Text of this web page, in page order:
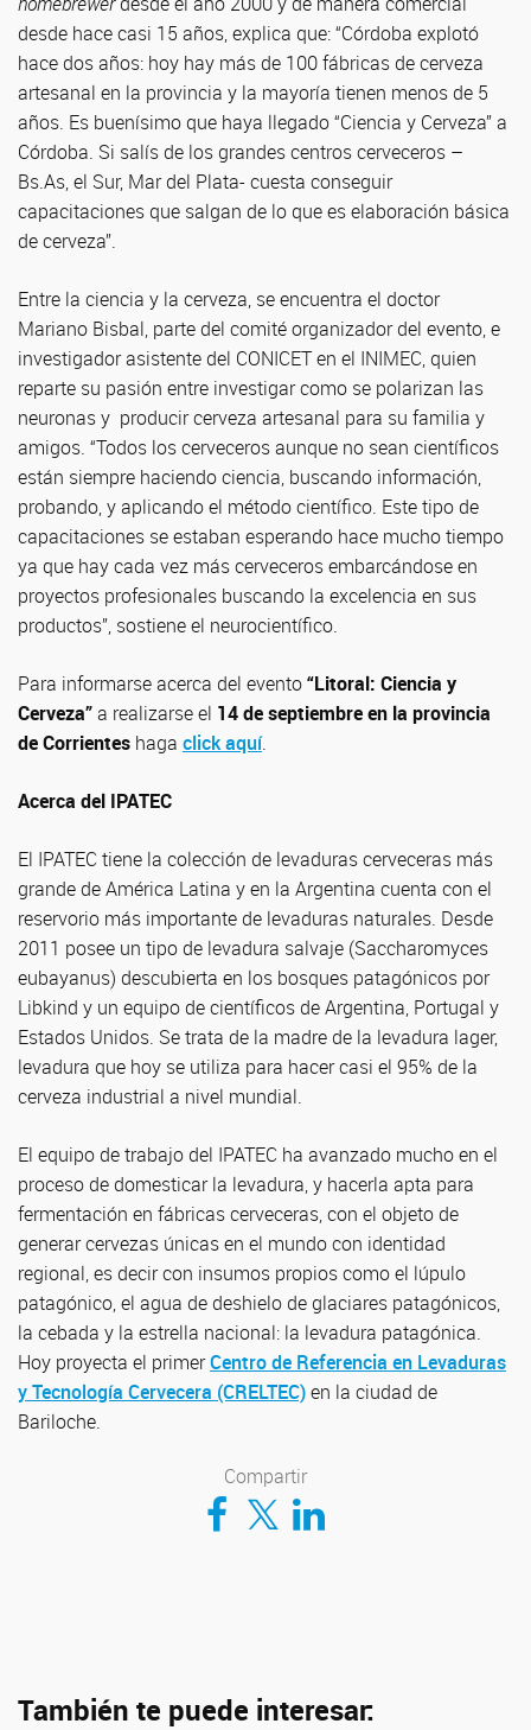
desde hace casi 15 años, explica que: “Córdoba explotó
hace dos años: hoy hay más de 100 fábricas de cerveza
artesanal en la provincia y la mayoría tienen menos de 5
años. Es buenísimo que haya llegado “Ciencia y Cerveza” a
Córdoba. Si salís de los grandes centros cerveceros –
Bs.As, el Sur, Mar del Plata- cuesta conseguir
capacitaciones que salgan de lo que es elaboración básica
de cerveza”.
Entre la ciencia y la cerveza, se encuentra el doctor
Mariano Bisbal, parte del comité organizador del evento, e
investigador asistente del CONICET en el INIMEC, quien
reparte su pasión entre investigar como se polarizan las
neuronas y producir cerveza artesanal para su familia y
amigos. “Todos los cerveceros aunque no sean científicos
están siempre haciendo ciencia, buscando información,
probando, y aplicando el método científico. Este tipo de
capacitaciones se estaban esperando hace mucho tiempo
ya que hay cada vez más cerveceros embarcándose en
proyectos profesionales buscando la excelencia en sus
productos”, sostiene el neurocientífico.
Para informarse acerca del evento“Litoral: Ciencia y
Cerveza”a realizarse el 14 de septiembre en la provincia
de Corrientes haga click aquí.
Acerca del IPATEC
El IPATEC tiene la colección de levaduras cerveceras más
grande de América Latina y en la Argentina cuenta con el
reservorio más importante de levaduras naturales. Desde
2011 posee un tipo de levadura salvaje (Saccharomyces
eubayanus) descubierta en los bosques patagónicos por
Libkind y un equipo de científicos de Argentina, Portugal y
Estados Unidos. Se trata de la madre de la levadura lager,
levadura que hoy se utiliza para hacer casi el 95% de la
cerveza industrial a nivel mundial.
El equipo de trabajo del IPATEC ha avanzado mucho en el
proceso de domesticar la levadura, y hacerla apta para
fermentación en fábricas cerveceras, con el objeto de
generar cervezas únicas en el mundo con identidad
regional, es decir con insumos propios como el lúpulo
patagónico, el agua de deshielo de glaciares patagónicos,
la cebada y la estrella nacional: la levadura patagónica.
Hoy proyecta el primerCentro de Referencia en Levaduras
y Tecnología Cervecera (CRELTEC)en la ciudad de
Bariloche.
Compartir
Compartir en Facebook
Compartir en TwitterCompartir en LinkedIn
También te puede interesar: